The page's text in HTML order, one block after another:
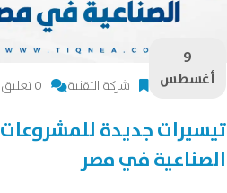
9
أغسطس
شركة التقنية 0 تعليق
تيسيرات جديدة للمشروعات
الصناعية في مصر